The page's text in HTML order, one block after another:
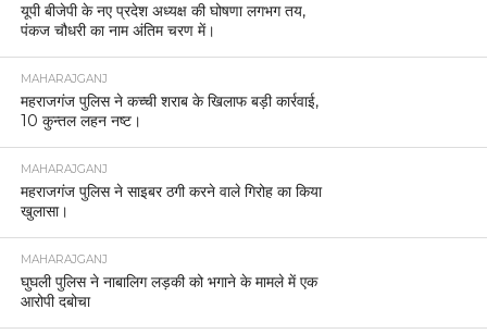
यूपी बीजेपी के नए प्रदेश अध्यक्ष की घोषणा लगभग तय,
पंकज चौधरी का नाम अंतिम चरण में।
MAHARAJGANJ
महराजगंज पुलिस ने कच्ची शराब के खिलाफ बड़ी कार्रवाई,
10 कुन्तल लहन नष्ट।
MAHARAJGANJ
महराजगंज पुलिस ने साइबर ठगी करने वाले गिरोह का किया
खुलासा।
MAHARAJGANJ
घुघली पुलिस ने नाबालिग लड़की को भगाने के मामले में एक
आरोपी दबोचा